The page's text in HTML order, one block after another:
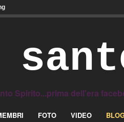
Spirito...prima dell'era
FOTO VIDEO